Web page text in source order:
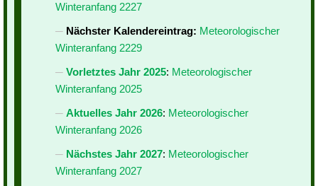
Winteranfang 2227
Nächster Kalendereintrag: Meteorologischer
Winteranfang 2229
Vorletztes Jahr 2025: Meteorologischer
Winteranfang 2025
Aktuelles Jahr 2026: Meteorologischer
Winteranfang 2026
Nächstes Jahr 2027: Meteorologischer
Winteranfang 2027